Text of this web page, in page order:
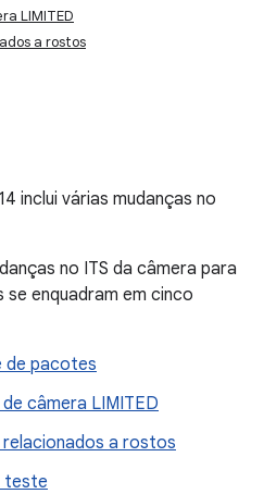
LIMITED
a rostos
inclui várias mudanças no
no ITS da câmera para
se enquadram em cinco
de pacotes
câmera LIMITED
a rostos
teste